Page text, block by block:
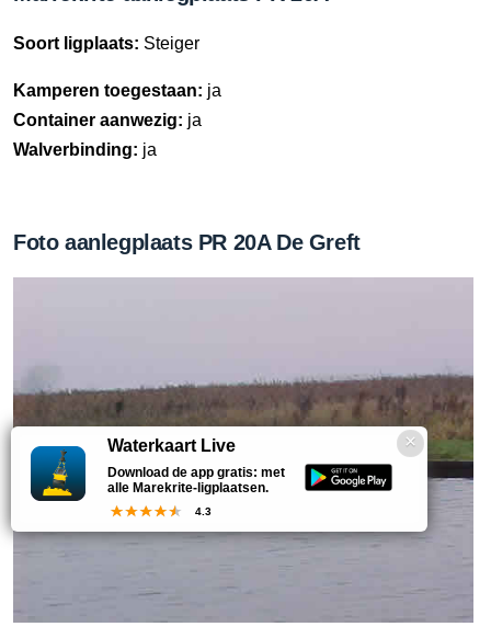
Soort ligplaats: Steiger
Kamperen toegestaan: ja
Container aanwezig: ja
Walverbinding: ja
Foto aanlegplaats PR 20A De Greft
Waterkaart Live
Download de app gratis: met
alle Marekrite-ligplaatsen.
4.3